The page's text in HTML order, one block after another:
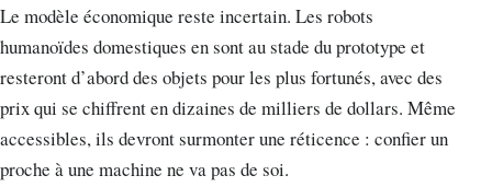
Le modèle économique reste incertain. Les robots
humanoïdes domestiques en sont au stade du prototype et
resteront d’abord des objets pour les plus fortunés, avec des
prix qui se chiffrent en dizaines de milliers de dollars. Même
accessibles, ils devront surmonter une réticence : confier un
proche à une machine ne va pas de soi.